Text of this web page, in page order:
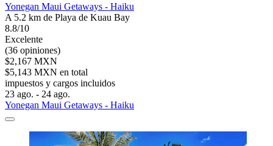
Yonegan Maui Getaways - Haiku
A 5.2 km de Playa de Kuau Bay
8.8/10
Excelente
(36 opiniones)
$2,167 MXN
$5,143 MXN en total
impuestos y cargos incluidos
23 ago. - 24 ago.
Yonegan Maui Getaways - Haiku